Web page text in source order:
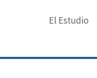
El Estudio